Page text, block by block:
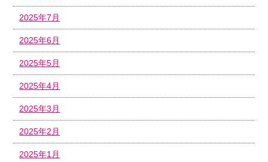
2025年7月
2025年6月
2025年5月
2025年4月
2025年3月
2025年2月
2025年1月